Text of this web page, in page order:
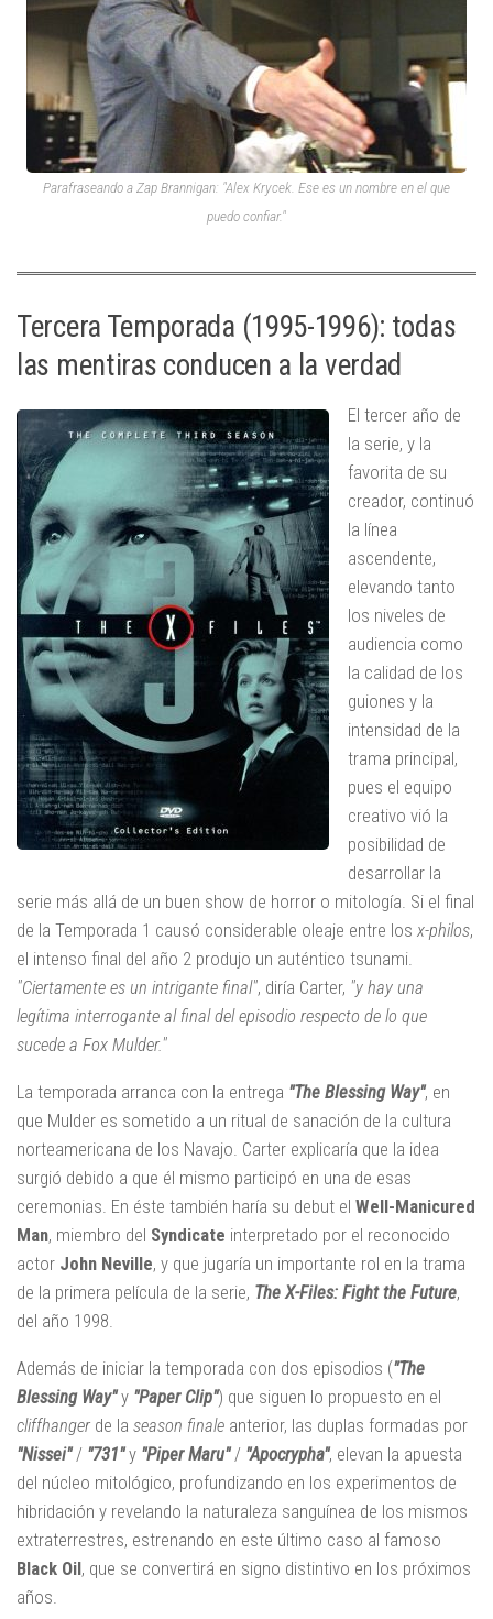
Parafraseando a Zap Brannigan: "Alex Krycek. Ese es un nombre en el que
puedo confiar."
Tercera Temporada (1995-1996): todas
las mentiras conducen a la verdad
El tercer año de
la serie, y la
favorita de su
creador, continuó
la línea
ascendente,
elevando tanto
los niveles de
audiencia como
la calidad de los
guiones y la
intensidad de la
trama principal,
pues el equipo
creativo vió la
posibilidad de
desarrollar la
serie más allá de un buen show de horror o mitología. Si el final
de la Temporada 1 causó considerable oleaje entre los x-philos,
el intenso final del año 2 produjo un auténtico tsunami.
"Ciertamente es un intrigante final", diría Carter, "y hay una
legítima interrogante al final del episodio respecto de lo que
sucede a Fox Mulder."
La temporada arranca con la entrega "The Blessing Way", en
que Mulder es sometido a un ritual de sanación de la cultura
norteamericana de los Navajo. Carter explicaría que la idea
surgió debido a que él mismo participó en una de esas
ceremonias. En éste también haría su debut el Well-Manicured
Man, miembro del Syndicate interpretado por el reconocido
actor John Neville, y que jugaría un importante rol en la trama
de la primera película de la serie, The X-Files: Fight the Future,
del año 1998.
Además de iniciar la temporada con dos episodios ("The
Blessing Way"y "Paper Clip") que siguen lo propuesto en el
cliffhanger de la season finale anterior, las duplas formadas por
"Nissei"/ "731"y "Piper Maru"/ "Apocrypha", elevan la apuesta
del núcleo mitológico, profundizando en los experimentos de
hibridación y revelando la naturaleza sanguínea de los mismos
extraterrestres, estrenando en este último caso al famoso
Black Oil, que se convertirá en signo distintivo en los próximos
años.